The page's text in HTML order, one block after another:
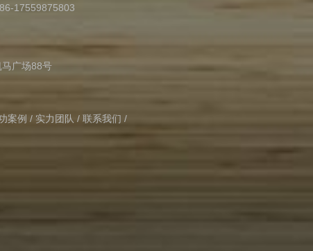
17559875803
广场88号
案例 / 实力团队 / 联系我们 /